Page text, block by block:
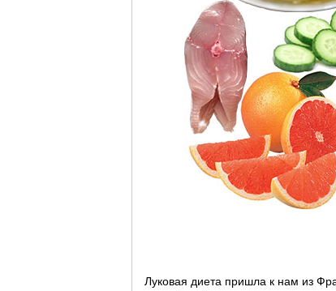
Луковая диета пришла к нам из